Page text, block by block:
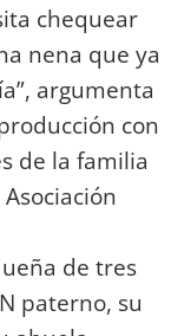
chequear
nena que ya
argumenta
con
de la familia
de tres
paterno, su